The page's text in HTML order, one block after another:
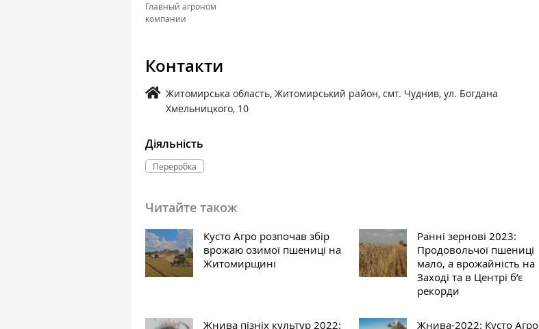
Главный агроном
компании
Контакти
Житомирська область, Житомирський район, смт. Чуднив, ул. Богдана
Хмельницкого, 10
Діяльність
Переробка
Читайте також
Кусто Агро розпочав збір
врожаю озимої пшениці на
Житомирщині
Ранні зернові 2023:
Продовольчої пшениці
мало, а врожайність на
Заході та в Центрі б’є
рекорди
Жнива пізніх культур 2022:
Жнива-2022: ‎Кусто Агро